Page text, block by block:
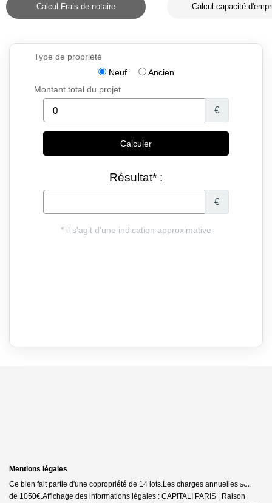
Calcul Frais de notaire Calcul capacité
Mentions légales
Ce bien fait partie d'une copropriété de 14 lots.Les charges annuelles sont
de 1050€.Affichage des informations légales : CAPITALI PARIS | Raison